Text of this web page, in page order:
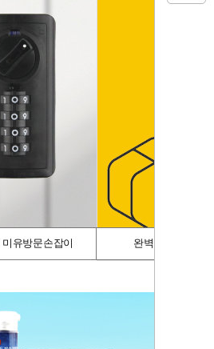
유방문손잡이 완벽차단/싱크가드